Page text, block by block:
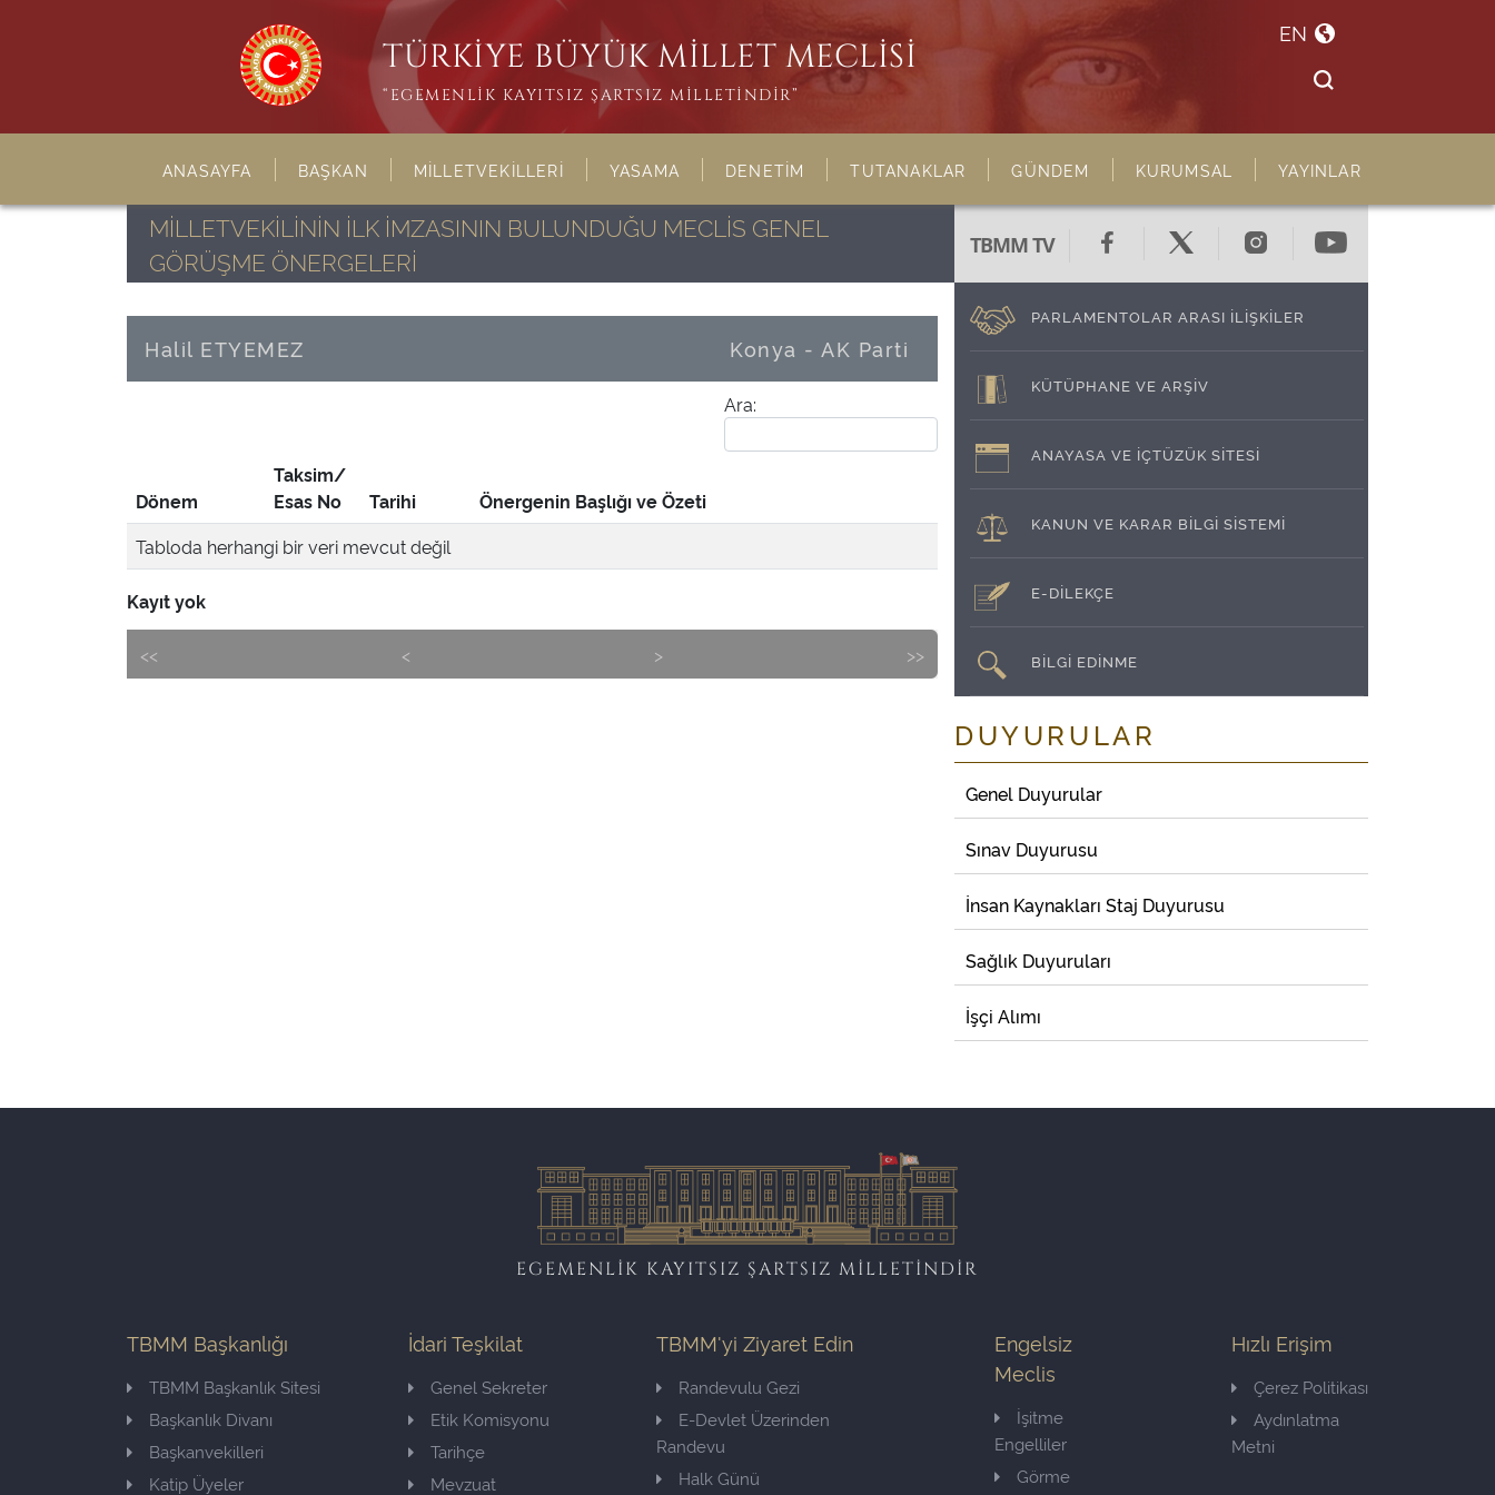
TÜRKİYE BÜYÜK MİLLET MECLİSİ
“EGEMENLİK KAYITSIZ ŞARTSIZ MİLLETİNDİR”
EN
ANASAYFA BAŞKAN MİLLETVEKİLLERİ YASAMA DENETİM TUTANAKLAR GÜNDEM KURUMSAL YAYINLAR
MİLLETVEKİLİNİN İLK İMZASININ BULUNDUĞU MECLİS GENEL
GÖRÜŞME ÖNERGELERİ
Halil ETYEMEZ Konya - AK Parti
Ara:
Dönem
Taksim/
Esas No
Tarihi
Önergenin Başlığı ve Özeti
Tabloda herhangi bir veri mevcut değil
Kayıt yok
<< < > >>
TBMM TV
PARLAMENTOLAR ARASI İLİŞKİLER
KÜTÜPHANE VE ARŞİV
ANAYASA VE İÇTÜZÜK SİTESİ
KANUN VE KARAR BİLGİ SİSTEMİ
E-DİLEKÇE
BİLGİ EDİNME
DUYURULAR
Genel Duyurular
Sınav Duyurusu
İnsan Kaynakları Staj Duyurusu
Sağlık Duyuruları
İşçi Alımı
EGEMENLİK KAYITSIZ ŞARTSIZ MİLLETİNDİR
TBMM Başkanlığı
TBMM Başkanlık Sitesi
Başkanlık Divanı
Başkanvekilleri
Katip Üyeler
İdari Teşkilat
Genel Sekreter
Etik Komisyonu
Tarihçe
Mevzuat
TBMM'yi Ziyaret Edin
Randevulu Gezi
E-Devlet Üzerinden
Randevu
Halk Günü
Engelsiz
Meclis
İşitme
Engelliler
Görme
Hızlı Erişim
Çerez Politikası
Aydınlatma
Metni